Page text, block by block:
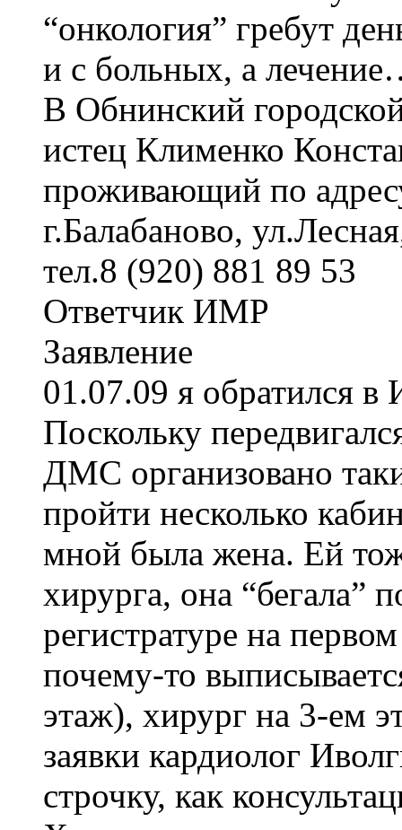
“онкология” гребут
и с больных, а
В Обнинский
истец Клименко
проживающий по
г.Балабаново,
тел.8 (920) 881 89 53
Ответчик ИМР
Заявление
01.07.09 я обратился
Поскольку
ДМС организовано
пройти несколько
мной была жена. Ей
хирурга, она “бегала”
регистратуре на
почему-то
этаж), хирург на 3-ем
заявки кардиолог
строчку, как